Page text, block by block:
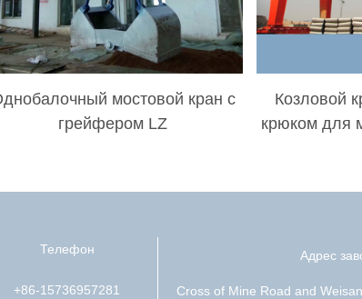
мостовой кран с
грейфером LZ
Козловой
крюком для
Телефон
+86-15736957281
Адрес
Cross of Mine Road and